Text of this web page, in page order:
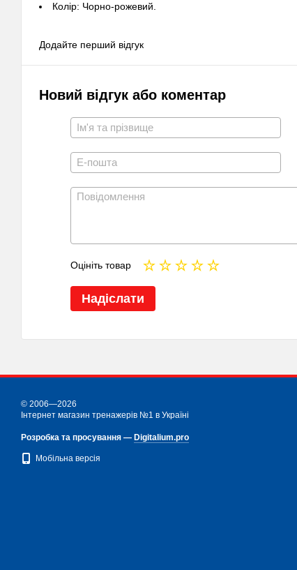
Колір: Чорно-рожевий.
Додайте перший відгук
Новий відгук або коментар
Оцініть товар
Надіслати
© 2006—2026
Інтернет магазин тренажерів №1 в Україні
Розробка та просування — Digitalium.pro
Мобільна версія